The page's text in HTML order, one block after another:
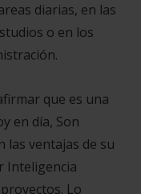
diarias, en las
o en los
que es una
en día, Son
las ventajas de su
Inteligencia
Lo